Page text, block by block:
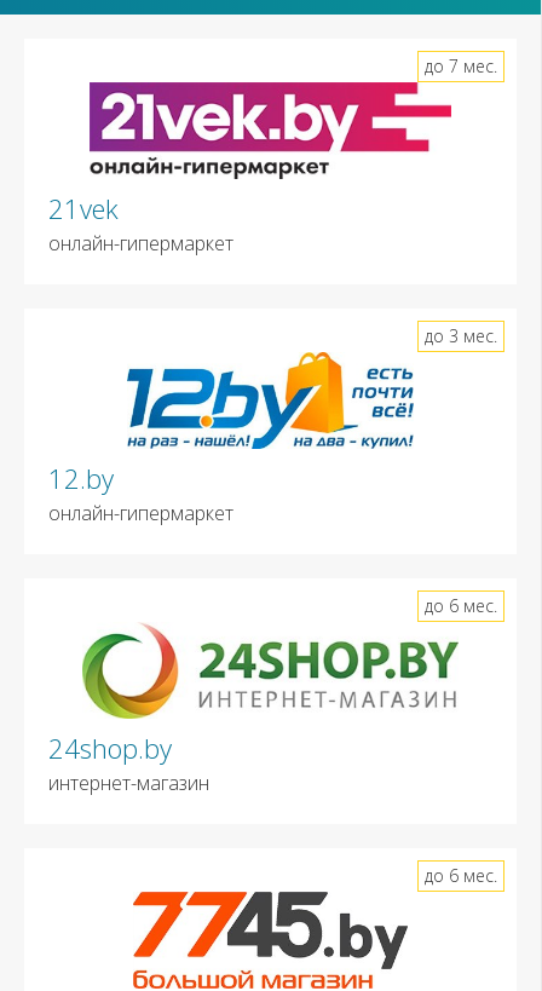
21vek
онлайн-гипермаркет
до 7 мес.
12.by
онлайн-гипермаркет
до 3 мес.
24shop.by
интернет-магазин
до 6 мес.
до 6 мес.